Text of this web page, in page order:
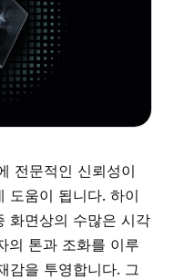
전문적인 신뢰성이
도움이 됩니다. 하이
화면상의 수많은 시각
의 톤과 조화를 이루
감을 투영합니다. 그